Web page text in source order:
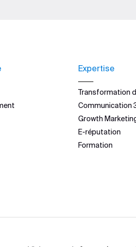
Expertise
Transformation
Communication
Growth
E-réputation
Formation